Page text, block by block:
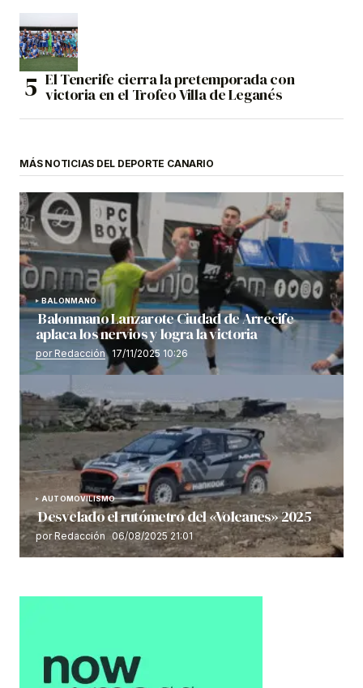
El Tenerife cierra la pretemporada con
victoria en el Trofeo Villa de Leganés
MÁS NOTICIAS DEL DEPORTE CANARIO
BALONMANO
Balonmano Lanzarote Ciudad de Arrecife
aplaca los nervios y logra la victoria
por Redacción 17/11/2025 10:26
AUTOMOVILISMO
Desvelado el rutómetro del «Volcanes» 2025
por Redacción 06/08/2025 21:01